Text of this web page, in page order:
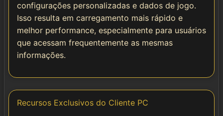
configurações personalizadas e dados de jogo.
Isso resulta em carregamento mais rápido e
melhor performance, especialmente para usuários
que acessam frequentemente as mesmas
informações.
Recursos Exclusivos do Cliente PC